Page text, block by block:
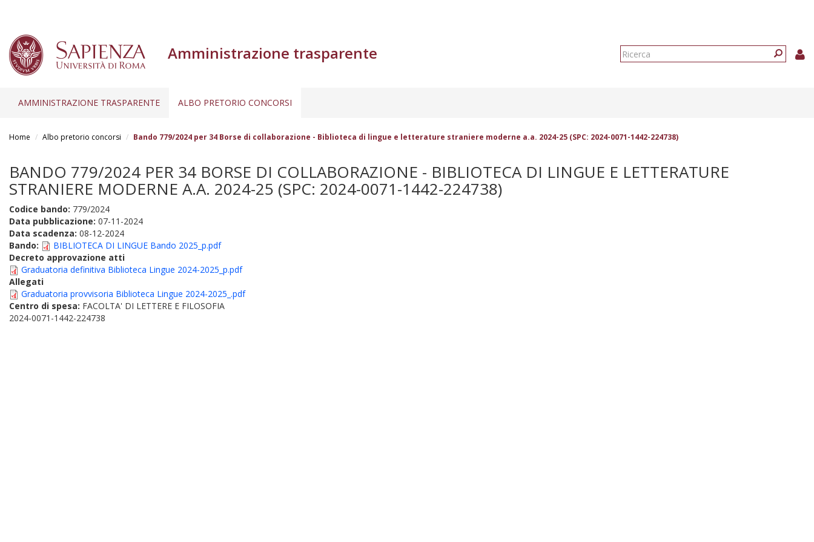
Amministrazione trasparente
Form
AMMINISTRAZIONE TRASPARENTE ALBO PRETORIO CONCORSI
Home Albo pretorio concorsi Bando 779/2024 per 34 Borse di collaborazione - Biblioteca di lingue e letterature straniere moderne a.a. 2024-25 (SPC: 2024-0071-1442-224738)
BANDO 779/2024 PER 34 BORSE DI COLLABORAZIONE - BIBLIOTECA DI LINGUE E LETTERATURE
STRANIERE MODERNE A.A. 2024-25 (SPC: 2024-0071-1442-224738)
Codice bando: 779/2024
Data pubblicazione: 07-11-2024
Data scadenza: 08-12-2024
Bando:
BIBLIOTECA DI LINGUE Bando 2025_p.pdf
Decreto approvazione atti
Graduatoria definitiva Biblioteca Lingue 2024-2025_p.pdf
Allegati
Graduatoria provvisoria Biblioteca Lingue 2024-2025_.pdf
Centro di spesa: FACOLTA' DI LETTERE E FILOSOFIA
2024-0071-1442-224738